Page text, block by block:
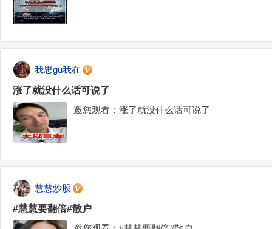
我思gu我在
涨了就没什么话可说了
邀您观看：涨了就没什么话可说了
慧慧炒股
#慧慧要翻倍#散户